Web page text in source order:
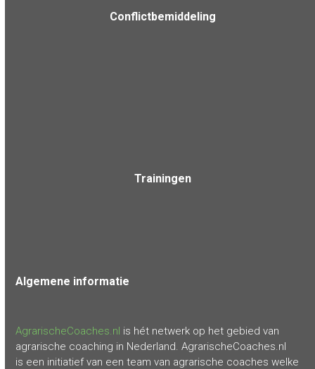
Conflictbemiddeling
Trainingen
Algemene informatie
AgrarischeCoaches.nl is hét netwerk op het gebied van
agrarische coaching in Nederland. AgrarischeCoaches.nl
is een initiatief van een team van agrarische coaches welke